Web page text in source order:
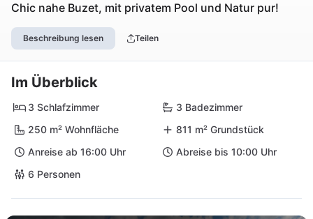
Chic nahe Buzet, mit privatem Pool und Natur pur!
Beschreibung lesen Teilen
Im Überblick
3 Schlafzimmer
3 Badezimmer
250 m² Wohnfläche
811 m² Grundstück
Anreise ab 16:00 Uhr
Abreise bis 10:00 Uhr
6 Personen